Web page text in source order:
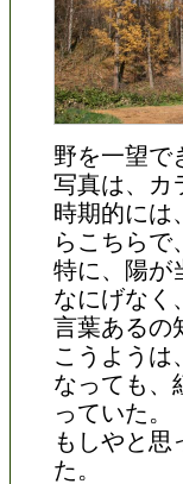
野を一望で
写真は、カ
時期的には
らこちらで
特に、陽が
なにげなく
言葉あるの
こうようは
なっても、
っていた。
もしやと思
た。